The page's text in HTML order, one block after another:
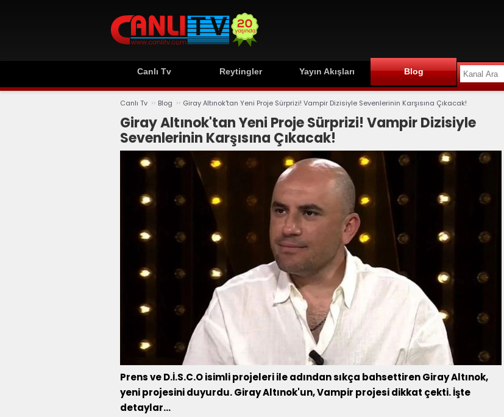
Canlı Tv Reytingler Yayın Akışları Blog
Canlı Tv ›› Blog ›› Giray Altınok'tan Yeni Proje Sürprizi! Vampir Dizisiyle Sevenlerinin Karşısına Çıkacak!
Giray Altınok'tan Yeni Proje Sürprizi! Vampir Dizisiyle
Sevenlerinin Karşısına Çıkacak!
Prens ve D.İ.S.C.O isimli projeleri ile adından sıkça bahsettiren Giray Altınok,
yeni projesini duyurdu. Giray Altınok'un, Vampir projesi dikkat çekti. İşte
detaylar...